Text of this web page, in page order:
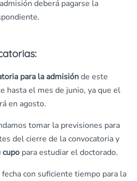
deberá pagarse la
para la admisiónde este
hasta el mes de junio, ya que el
en agosto.
tomar la previsiones para
del cierre de la convocatoria y
para estudiar el doctorado.
fecha con suficiente tiempo para la